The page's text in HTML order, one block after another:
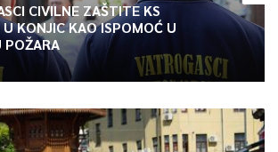
CIVILNE ZAŠTITE KS
U KONJIC KAO ISPOMOĆ U
POŽARA